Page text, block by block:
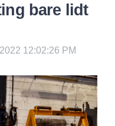
bare lidt
12:02:26 PM